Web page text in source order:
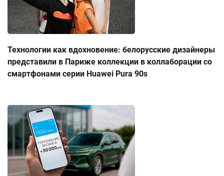
Технологии как вдохновение: белорусские дизайнеры
представили в Париже коллекции в коллаборации со
смартфонами серии Huawei Pura 90s